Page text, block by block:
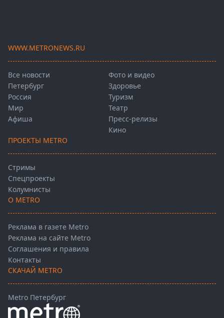
WWW.METRONEWS.RU
Все новости
Петербург
Россия
Мир
Афиша
Фото и видео
Здоровье
Туризм
Театр
Пресс-релизы
Кино
ПРОЕКТЫ METRO
Стримы
Спецпроекты
Колумнисты
О METRO
Реклама в газете Metro
Реклама на сайте Metro
Соглашения и правила
Контакты
СКАЧАЙ METRO
Metro Петербург